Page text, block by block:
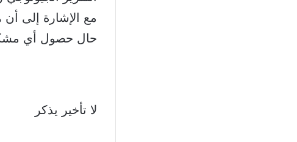
مع الإشارة إلى
حال حصول أي
لا تأخير يذكر